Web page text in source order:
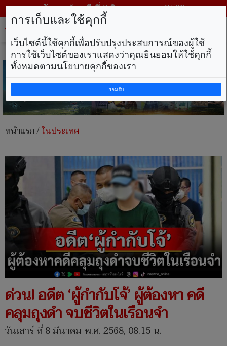
วันพฤหัสบดี ที่ 6 สิงหาคม พ.ศ. 2569
หน้าแรก/ในประเทศ
ด่วน! อดีต ‘ผู้กำกับโจ้’ ผู้ต้องหา คดี
คลุมถุงดำ จบชีวิตในเรือนจำ
วันเสาร์ ที่ 8 มีนาคม พ.ศ. 2568, 08.15 น.
การเก็บและใช้คุกกี้
เว็บไซต์นี้ใช้คุกกี้เพื่อปรับปรุงประสบการณ์ของผู้ใช้
การใช้เว็บไซต์ของเราแสดงว่าคุณยินยอมให้ใช้คุกกี้
ทั้งหมดตามนโยบายคุกกี้ของเรา
ยอมรับ